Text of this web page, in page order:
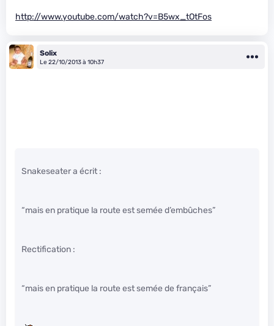
http://www.youtube.com/watch?v=B5wx_tOtFos
Solix
Le 22/10/2013 à 10h37
Snakeseater a écrit :
“mais en pratique la route est semée d’embûches”
Rectification :
“mais en pratique la route est semée de français”